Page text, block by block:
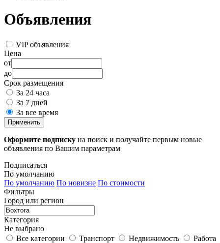
Объявления
VIP объявления
Цена
от
до
Срок размещения
За 24 часа
За 7 дней
За все время
Применить
Оформите подписку на поиск и получайте первым новые
объявления по Вашим параметрам
Подписаться
По умолчанию
По умолчанию По новизне По стоимости
Фильтры
Город или регион
Категория
Не выбрано
Все категории
Транспорт Недвижимость
Работа